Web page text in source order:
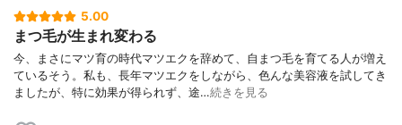
5.00
まつ毛が生まれ変わる
今、まさにマツ育の時代マツエクを辞めて、自まつ毛を育てる人が増え
ているそう。私も、長年マツエクをしながら、色んな美容液を試してき
ましたが、特に効果が得られず、途…続きを見る